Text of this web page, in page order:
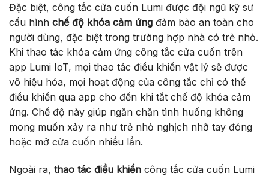
Đặc biệt, công tắc cửa cuốn Lumi được đội ngũ kỹ sư
cấu hình chế độ khóa cảm ứng đảm bảo an toàn cho
người dùng, đặc biệt trong trường hợp nhà có trẻ nhỏ.
Khi thao tác khóa cảm ứng công tắc cửa cuốn trên
app Lumi IoT, mọi thao tác điều khiển vật lý sẽ được
vô hiệu hóa, mọi hoạt động của công tắc chỉ có thể
điều khiển qua app cho đến khi tắt chế độ khóa cảm
ứng. Chế độ này giúp ngăn chặn tình huống không
mong muốn xảy ra như trẻ nhỏ nghịch nhỡ tay đóng
hoặc mở cửa cuốn nhiều lần.
Ngoài ra, thao tác điều khiển công tắc cửa cuốn Lumi